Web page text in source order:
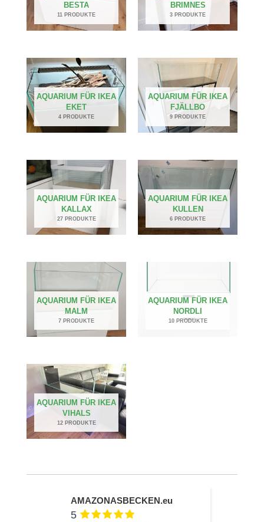
BESTA
11 PRODUKTE
BRIMNES
3 PRODUKTE
AQUARIUM FÜR IKEA
EKET
4 PRODUKTE
AQUARIUM FÜR IKEA
FJÄLLBO
9 PRODUKTE
AQUARIUM FÜR IKEA
KALLAX
27 PRODUKTE
AQUARIUM FÜR IKEA
KULLEN
6 PRODUKTE
AQUARIUM FÜR IKEA
MALM
7 PRODUKTE
AQUARIUM FÜR IKEA
NORDLI
10 PRODUKTE
AQUARIUM FÜR IKEA
VIHALS
12 PRODUKTE
AMAZONASBECKEN.eu
5